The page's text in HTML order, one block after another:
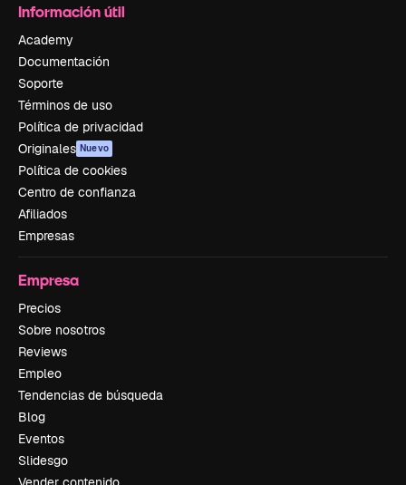
Información útil
Academy
Documentación
Soporte
Términos de uso
Política de privacidad
Originales Nuevo
Política de cookies
Centro de confianza
Afiliados
Empresas
Empresa
Precios
Sobre nosotros
Reviews
Empleo
Tendencias de búsqueda
Blog
Eventos
Slidesgo